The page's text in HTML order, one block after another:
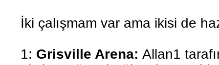
İki çalışmam var ama ikisi de
1: Grisville Arena:Allan1